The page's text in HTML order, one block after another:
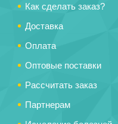
Как сделать заказ?
Доставка
Оплата
Оптовые поставки
Рассчитать заказ
Партнерам